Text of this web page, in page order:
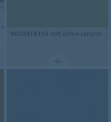
90204T4315 soft ochre canyon